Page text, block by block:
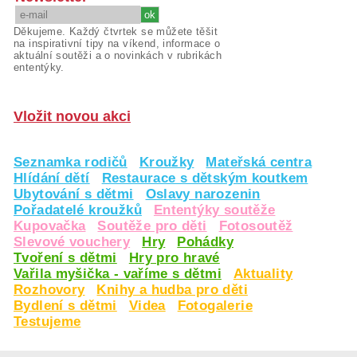
Děkujeme. Každý čtvrtek se můžete těšit
na inspirativní tipy na víkend, informace o
aktuální soutěži a o novinkách v rubrikách
ententýky.
Vložit novou akci
Seznamka rodičů Kroužky
Mateřská centra
Hlídání dětí
Restaurace s dětským koutkem
Ubytování s dětmi
Oslavy narozenin
Pořadatelé kroužků
Ententýky soutěže
Kupovačka
Soutěže pro děti
Fotosoutěž
Slevové vouchery
Hry
Pohádky
Tvoření s dětmi
Hry pro hravé
Vařila myšička - vaříme s dětmi
Aktuality
Rozhovory
Knihy a hudba pro děti
Bydlení s dětmi
Videa
Fotogalerie
Testujeme